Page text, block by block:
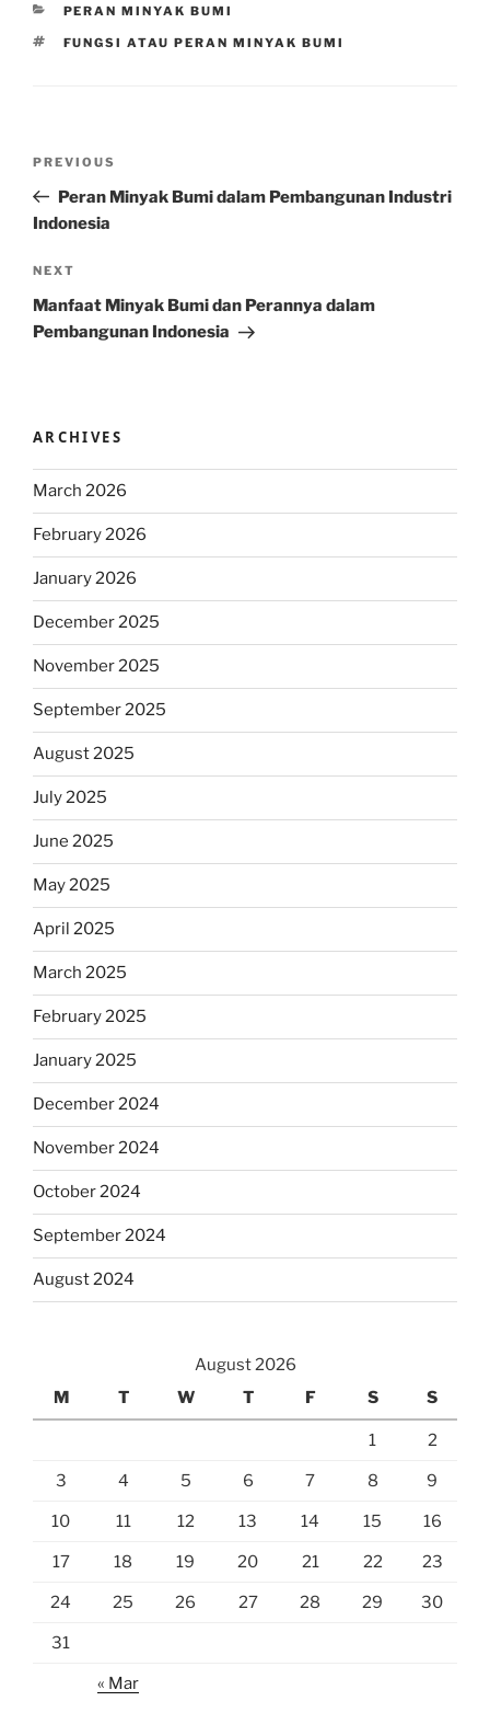
CATEGORIES
PERAN MINYAK BUMI
TAGS
FUNGSI ATAU PERAN MINYAK BUMI
Previous
Post
PREVIOUS
Peran Minyak Bumi dalam Pembangunan Industri
Indonesia
Next
Post
NEXT
Manfaat Minyak Bumi dan Perannya dalam
Pembangunan Indonesia
ARCHIVES
March 2026
February 2026
January 2026
December 2025
November 2025
September 2025
August 2025
July 2025
June 2025
May 2025
April 2025
March 2025
February 2025
January 2025
December 2024
November 2024
October 2024
September 2024
August 2024
August 2026
M
T W T F S S
1 2
3 4 5 6 7 8 9
10 11 12 13 14 15 16
17 18 19 20 21 22 23
24 25 26 27 28 29 30
31
« Mar